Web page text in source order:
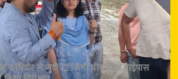
कॉरिडोर से जुड़ी 12 किमी ग्रीनफील्ड बाईपास